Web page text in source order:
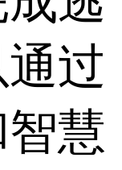
过
慧